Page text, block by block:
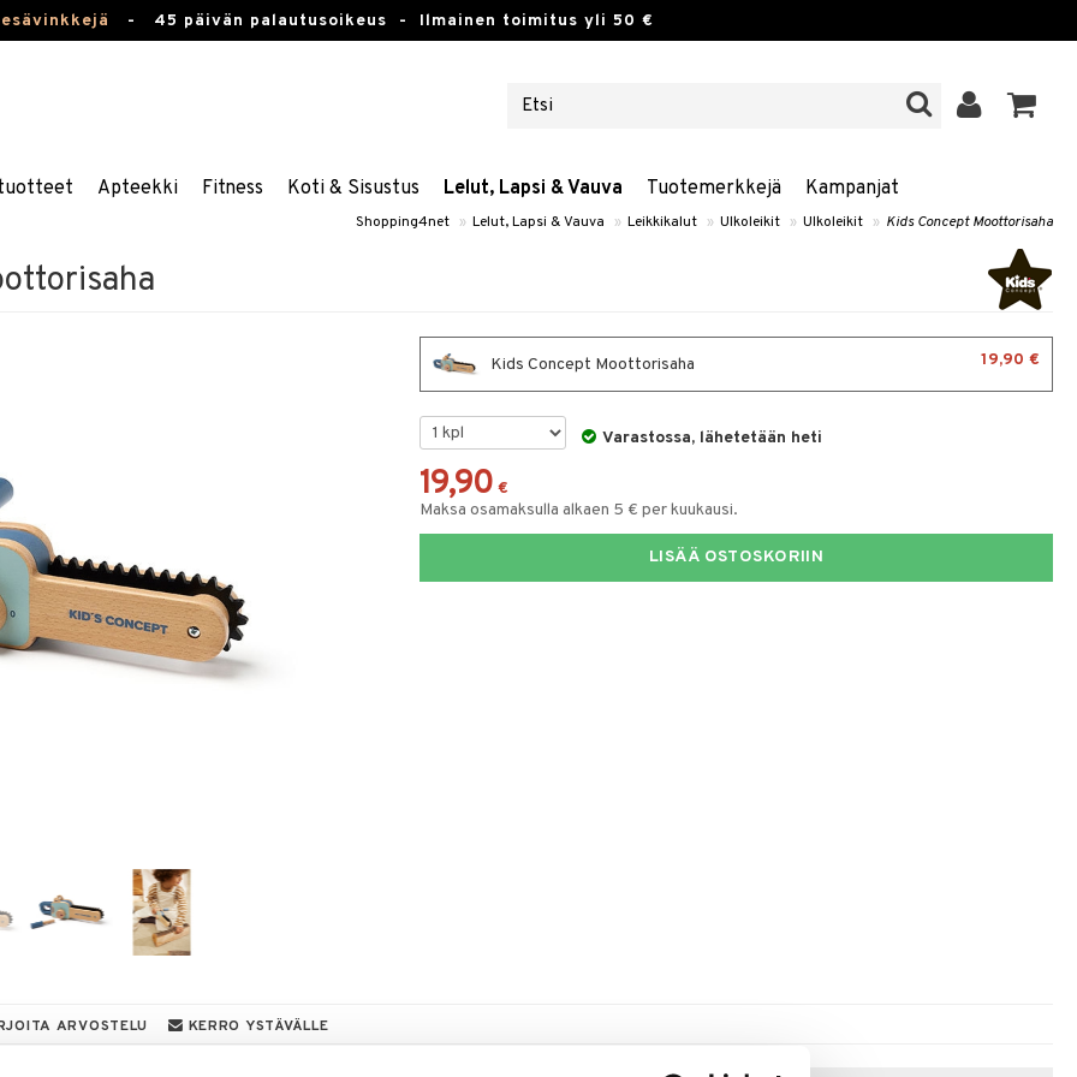
- 45 päivän palautusoikeus - Ilmainen toimitus yli 50 €
Apteekki Fitness Koti & Sisustus Lelut, Lapsi & Vauva Tuotemerkkejä Kampanjat
Shopping4net » Lelut, Lapsi & Vauva » Leikkikalut » Ulkoleikit » Ulkoleikit » Kids Concept Moottorisaha
Kids Concept Moottorisaha 19,90 €
Varastossa, lähetetään heti
19,90 €
Maksa osamaksulla alkaen 5 € per kuukausi.
LISÄÄ OSTOSKORIIN
ARVOSTELU KERRO YSTÄVÄLLE